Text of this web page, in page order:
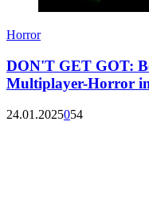
Horror
DON'T GET GOT:
Multiplayer-Horror
24.01.2025054